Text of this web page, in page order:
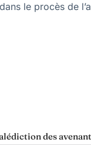
le procès de
des